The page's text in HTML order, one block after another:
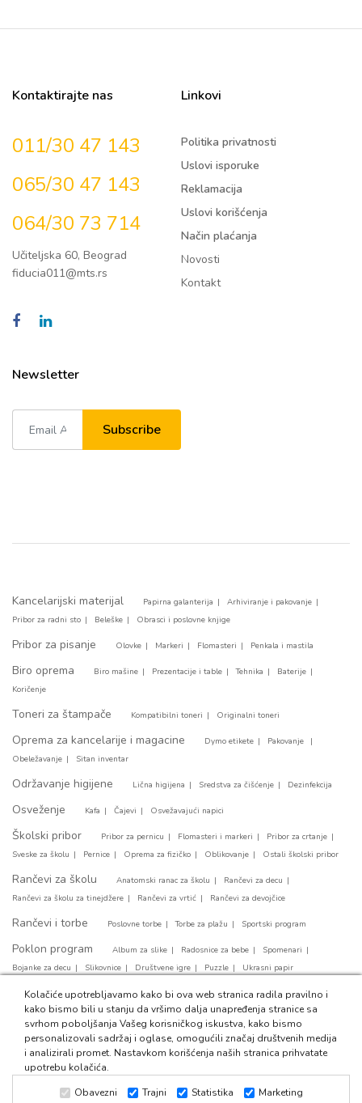
Kontaktirajte nas
011/30 47 143
065/30 47 143
064/30 73 714
Učiteljska 60, Beograd
fiducia011@mts.rs
Linkovi
Politika privatnosti
Uslovi isporuke
Reklamacija
Uslovi korišćenja
Način plaćanja
Novosti
Kontakt
Newsletter
Subscribe
Kancelarijski materijal Papirna galanterija
Arhiviranje i pakovanje
Pribor za radni sto
Beleške Obrasci i poslovne knjige
Pribor za pisanje Olovke Markeri Flomasteri Penkala i mastila
Biro oprema Biro mašine Prezentacije i table Tehnika
Baterije
Koričenje
Toneri za štampače Kompatibilni toneri Originalni toneri
Oprema za kancelarije i magacine Dymo etikete
Pakovanje
Obeležavanje
Sitan inventar
Održavanje higijene Lična higijena Sredstva za čišćenje Dezinfekcija
Osveženje Kafa Čajevi Osvežavajući napici
Školski pribor Pribor za pernicu Flomasteri i markeri
Pribor za crtanje
Sveske za školu
Pernice Oprema za fizičko Oblikovanje Ostali školski pribor
Rančevi za školu Anatomski ranac za školu
Rančevi za decu
Rančevi za školu za tinejdžere
Rančevi za vrtić Rančevi za devojčice
Rančevi i torbe Poslovne torbe Torbe za plažu Sportski program
Poklon program Album za slike Radosnice za bebe
Spomenari
Bojanke za decu
Slikovnice Društvene igre Puzzle Ukrasni papir
Party program Papirni tanjirići Svećice za tortu
Party salvete
Baloni za rodjendan
Ukrasne kese
Kolačiće upotrebljavamo kako bi ova web stranica radila pravilno i
kako bismo bili u stanju da vršimo dalja unapređenja stranice sa
svrhom poboljšanja Vašeg korisničkog iskustva, kako bismo
personalizovali sadržaj i oglase, omogućili značaj društvenih medija
i analizirali promet. Nastavkom korišćenja naših stranica prihvatate
upotrebu kolačića.
Obavezni
Trajni Statistika Marketing